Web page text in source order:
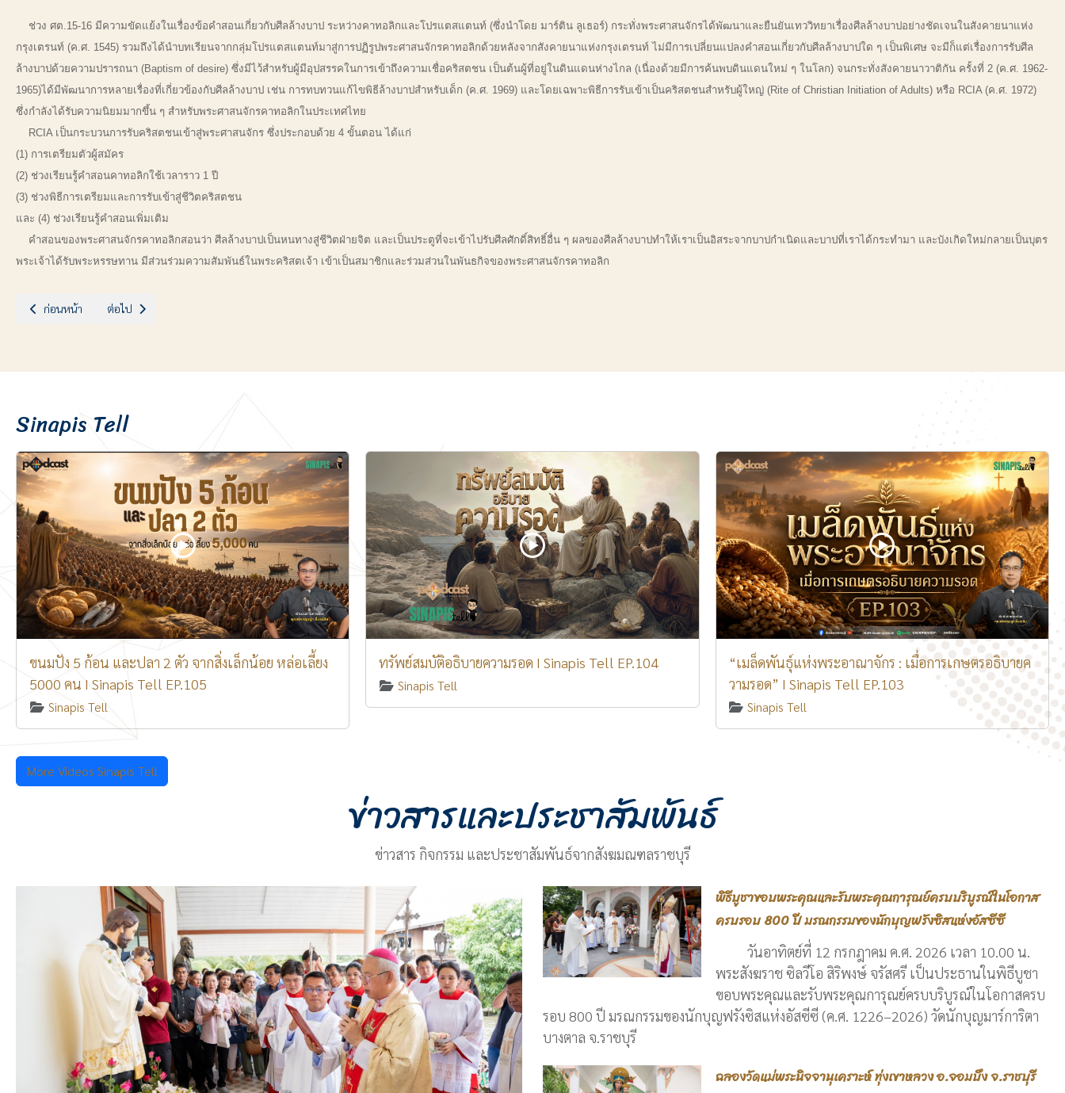
ช่วง ศต.15-16 มีความขัดแย้งในเรื่องข้อคำสอนเกี่ยวกับศีลล้างบาป ระหว่างคาทอลิกและโปรแตสแตนท์ (ซึ่งนำโดย มาร์ติน ลูเธอร์) กระทั่งพระศาสนจักรได้พัฒนาและยืนยันเทววิทยาเรื่องศีลล้างบาปอย่างชัดเจนในสังคายนาแห่ง
กรุงเตรนท์ (ค.ศ. 1545) รวมถึงได้นำบทเรียนจากกลุ่มโปรแตสแตนท์มาสู่การปฏิรูปพระศาสนจักรคาทอลิกด้วยหลังจากสังคายนาแห่งกรุงเตรนท์ ไม่มีการเปลี่ยนแปลงคำสอนเกี่ยวกับศีลล้างบาปใด ๆ เป็นพิเศษ จะมีก็แต่เรื่องการรับศีล
ล้างบาปด้วยความปรารถนา (Baptism of desire) ซึ่งมีไว้สำหรับผู้มีอุปสรรคในการเข้าถึงความเชื่อคริสตชน เป็นต้นผู้ที่อยู่ในดินแดนห่างไกล (เนื่องด้วยมีการค้นพบดินแดนใหม่ ๆ ในโลก) จนกระทั่งสังคายนาวาติกัน ครั้งที่ 2 (ค.ศ. 1962-
1965)ได้มีพัฒนาการหลายเรื่องที่เกี่ยวข้องกับศีลล้างบาป เช่น การทบทวนแก้ไขพิธีล้างบาปสำหรับเด็ก (ค.ศ. 1969) และโดยเฉพาะพิธีการรับเข้าเป็นคริสตชนสำหรับผู้ใหญ่ (Rite of Christian Initiation of Adults) หรือ RCIA (ค.ศ. 1972)
ซึ่งกำลังได้รับความนิยมมากขึ้น ๆ สำหรับพระศาสนจักรคาทอลิกในประเทศไทย
RCIA เป็นกระบวนการรับคริสตชนเข้าสู่พระศาสนจักร ซึ่งประกอบด้วย 4 ขั้นตอน ได้แก่
(1) การเตรียมตัวผู้สมัคร
(2) ช่วงเรียนรู้คำสอนคาทอลิกใช้เวลาราว 1 ปี
(3) ช่วงพิธีการเตรียมและการรับเข้าสู่ชีวิตคริสตชน
และ (4) ช่วงเรียนรู้คำสอนเพิ่มเติม
คำสอนของพระศาสนจักรคาทอลิกสอนว่า ศีลล้างบาปเป็นหนทางสู่ชีวิตฝ่ายจิต และเป็นประตูที่จะเข้าไปรับศีลศักดิ์สิทธิ์อื่น ๆ ผลของศีลล้างบาปทำให้เราเป็นอิสระจากบาปกำเนิดและบาปที่เราได้กระทำมา และบังเกิดใหม่กลายเป็นบุตร
พระเจ้าได้รับพระหรรษทาน มีส่วนร่วมความสัมพันธ์ในพระคริสตเจ้า เข้าเป็นสมาชิกและร่วมส่วนในพันธกิจของพระศาสนจักรคาทอลิก
เนื้อหาก่อนหน้า: ประตูสู่ความศักดิ์สิทธิ์ ตอนที่ 3 : ประวัติของศีลกำลัง
ก่อนหน้า เนื้อหาถัดไป: ประตูสู่ความศักดิ์สิทธิ์ ตอนที่ 1 : ประวัติของศีลศักดิ์สิทธิ์
ต่อไป
Sinapis Tell
ขนมปัง 5 ก้อน และปลา 2 ตัว จากสิ่งเล็กน้อย หล่อเลี้ยง
5000 คน I Sinapis Tell EP.105
Sinapis Tell
ทรัพย์สมบัติอธิบายความรอด I Sinapis Tell EP.104
Sinapis Tell
“เมล็ดพันธุ์แห่งพระอาณาจักร : เมื่อการเกษตรอธิบายค
วามรอด” I Sinapis Tell EP.103
Sinapis Tell
More Videos Sinapis Tell
ข่าวสารและประชาสัมพันธ์
ข่าวสาร กิจกรรม และประชาสัมพันธ์จากสังฆมณฑลราชบุรี
พิธีบูชาขอบพระคุณและรับพระคุณการุณย์ครบบริบูรณ์ในโอกาส
ครบรอบ 800 ปี มรณกรรมของนักบุญฟรังซิสแห่งอัสซีซี
วันอาทิตย์ที่ 12 กรกฎาคม ค.ศ. 2026 เวลา 10.00 น.
พระสังฆราช ซิลวีโอ สิริพงษ์ จรัสศรี เป็นประธานในพิธีบูชา
ขอบพระคุณและรับพระคุณการุณย์ครบบริบูรณ์ในโอกาสครบ
รอบ 800 ปี มรณกรรมของนักบุญฟรังซิสแห่งอัสซีซี (ค.ศ. 1226–2026) วัดนักบุญมาร์การิตา
บางตาล จ.ราชบุรี
ฉลองวัดแม่พระนิจจานุเคราะห์ ทุ่งเขาหลวง อ.จอมบึง จ.ราชบุรี